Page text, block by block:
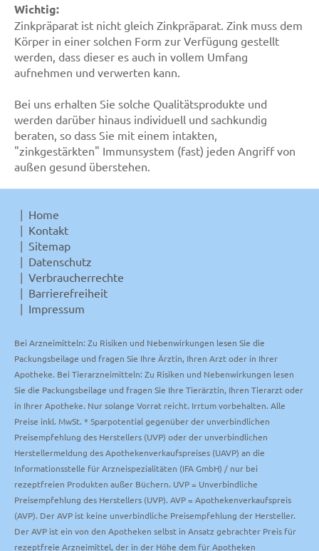
Wichtig:
Zinkpräparat ist nicht gleich Zinkpräparat. Zink muss dem
Körper in einer solchen Form zur Verfügung gestellt
werden, dass dieser es auch in vollem Umfang
aufnehmen und verwerten kann.
Bei uns erhalten Sie solche Qualitätsprodukte und
werden darüber hinaus individuell und sachkundig
beraten, so dass Sie mit einem intakten,
"zinkgestärkten" Immunsystem (fast) jeden Angriff von
außen gesund überstehen.
Home
Kontakt
Sitemap
Datenschutz
Verbraucherrechte
Barrierefreiheit
Impressum
Bei Arzneimitteln: Zu Risiken und Nebenwirkungen lesen Sie die
Packungsbeilage und fragen Sie Ihre Ärztin, Ihren Arzt oder in Ihrer
Apotheke. Bei Tierarzneimitteln: Zu Risiken und Nebenwirkungen lesen
Sie die Packungsbeilage und fragen Sie Ihre Tierärztin, Ihren Tierarzt oder
in Ihrer Apotheke. Nur solange Vorrat reicht. Irrtum vorbehalten. Alle
Preise inkl. MwSt. * Sparpotential gegenüber der unverbindlichen
Preisempfehlung des Herstellers (UVP) oder der unverbindlichen
Herstellermeldung des Apothekenverkaufspreises (UAVP) an die
Informationsstelle für Arzneispezialitäten (IFA GmbH) / nur bei
rezeptfreien Produkten außer Büchern. UVP = Unverbindliche
Preisempfehlung des Herstellers (UVP). AVP = Apothekenverkaufspreis
(AVP). Der AVP ist keine unverbindliche Preisempfehlung der Hersteller.
Der AVP ist ein von den Apotheken selbst in Ansatz gebrachter Preis für
rezeptfreie Arzneimittel, der in der Höhe dem für Apotheken